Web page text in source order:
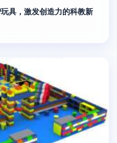
具，激发创造力的科教新